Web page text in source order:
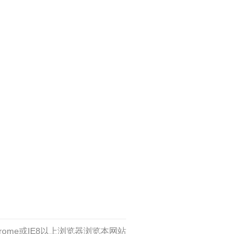
或IE8以上浏览器浏览本网站